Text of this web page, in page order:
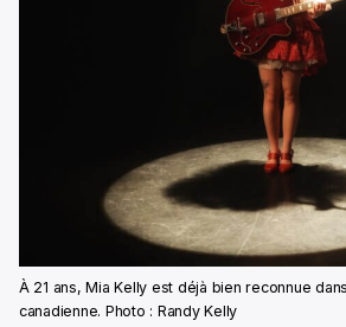
À 21 ans, Mia Kelly est déjà bien reconnue
canadienne. Photo : Randy Kelly